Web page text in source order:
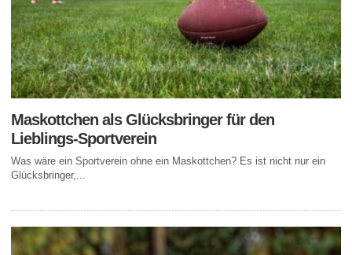
Maskottchen als Glücksbringer für den
Lieblings-Sportverein
Was wäre ein Sportverein ohne ein Maskottchen? Es ist nicht nur ein
Glücksbringer,...